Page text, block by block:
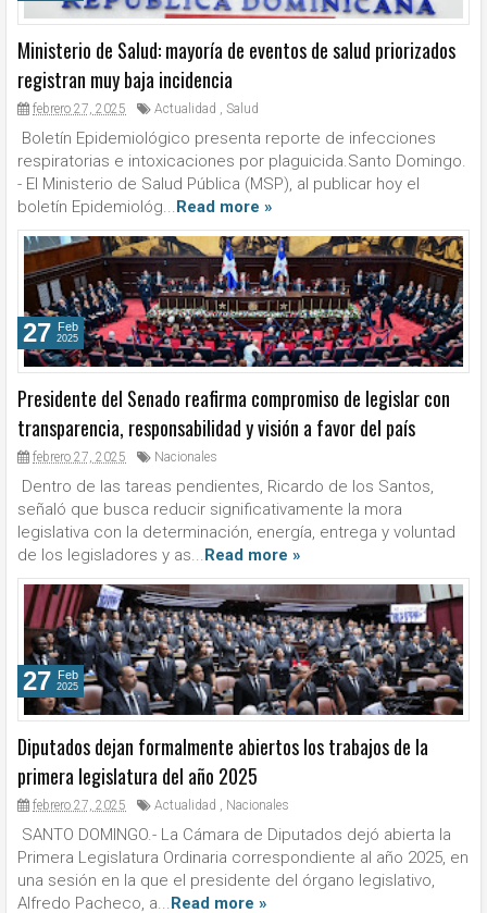
Ministerio de Salud: mayoría de eventos de salud priorizados
registran muy baja incidencia
febrero 27, 2025 Actualidad , Salud
Boletín Epidemiológico presenta reporte de infecciones
respiratorias e intoxicaciones por plaguicida.Santo Domingo.
- El Ministerio de Salud Pública (MSP), al publicar hoy el
boletín Epidemiológ...Read more »
Presidente del Senado reafirma compromiso de legislar con
transparencia, responsabilidad y visión a favor del país
febrero 27, 2025 Nacionales
Dentro de las tareas pendientes, Ricardo de los Santos,
señaló que busca reducir significativamente la mora
legislativa con la determinación, energía, entrega y voluntad
de los legisladores y as...Read more »
27 Feb
2025
Diputados dejan formalmente abiertos los trabajos de la
primera legislatura del año 2025
febrero 27, 2025 Actualidad , Nacionales
SANTO DOMINGO.- La Cámara de Diputados dejó abierta la
Primera Legislatura Ordinaria correspondiente al año 2025, en
una sesión en la que el presidente del órgano legislativo,
Alfredo Pacheco, a...Read more »
27 Feb
2025